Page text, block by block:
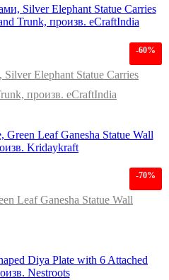
-60%
Elephant Statue Carries
произв. eCraftIndia
-70%
Leaf Ganesha Statue Wall